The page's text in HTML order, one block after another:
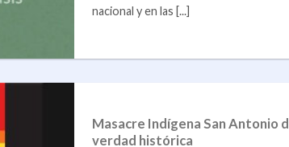
nacional y en las [...]
Masacre Indígena San Antonio
verdad histórica